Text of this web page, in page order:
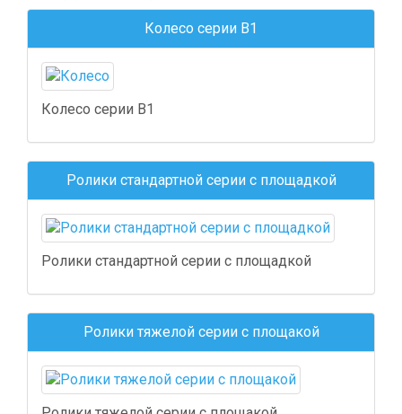
Колесо серии B1
Колесо серии B1
Ролики стандартной серии с площадкой
Ролики стандартной серии с площадкой
Ролики тяжелой серии с площакой